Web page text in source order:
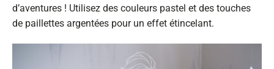
d’aventures ! Utilisez des couleurs pastel et des touches
de paillettes argentées pour un effet étincelant.